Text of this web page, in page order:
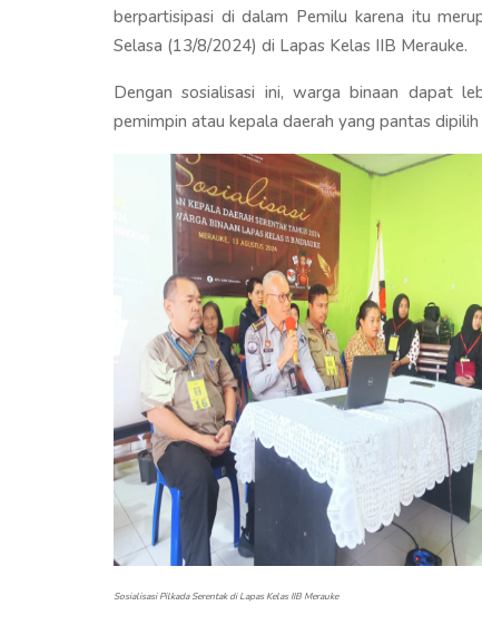
berpartisipasi di dalam Pemilu karena itu
Selasa (13/8/2024) di Lapas Kelas IIB Merauke.
Dengan sosialisasi ini, warga binaan dapat
pemimpin atau kepala daerah yang pantas
Sosialisasi Pilkada Serentak di Lapas Kelas IIB Merauke